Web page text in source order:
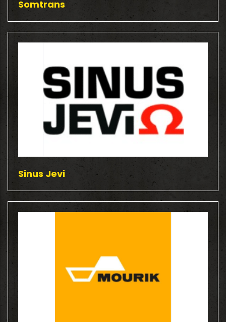
Somtrans
Sinus Jevi